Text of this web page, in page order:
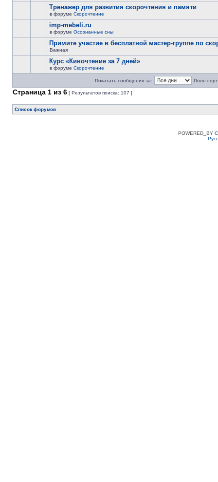
Тренажер для развития скорочтения и памяти
в форуме Скорочтение
imp-mebeli.ru
в форуме Осознанные сны
Примите участие в бесплатной мастер-группе по
Важная
Курс «Киночтение за 7 дней»
в форуме Скорочтение
Показать сообщения за: Поле
Страница 1 из 6 [ Результатов поиска: 107 ]
Список форумов
POWERED_BY